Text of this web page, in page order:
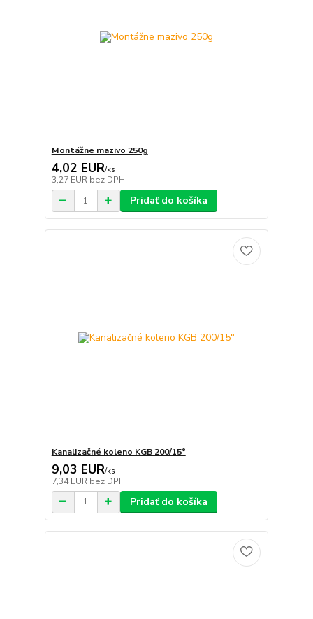
Montážne mazivo 250g
4,02 EUR/ks
3,27 EUR bez DPH
Pridať do košíka
Kanalizačné koleno KGB 200/15°
9,03 EUR/ks
7,34 EUR bez DPH
Pridať do košíka